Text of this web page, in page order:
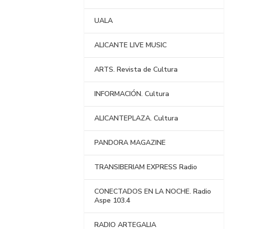
UALA
ALICANTE LIVE MUSIC
ARTS. Revista de Cultura
INFORMACIÓN. Cultura
ALICANTEPLAZA. Cultura
PANDORA MAGAZINE
TRANSIBERIAM EXPRESS Radio
CONECTADOS EN LA NOCHE. Radio
Aspe 103.4
RADIO ARTEGALIA